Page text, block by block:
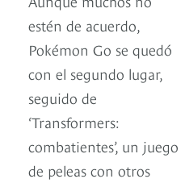
estén de acuerdo,
Pokémon Go se quedó
con el segundo lugar,
seguido de
‘Transformers:
combatientes’, un juego
de peleas con otros